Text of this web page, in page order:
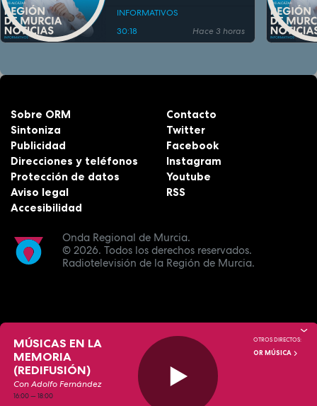
INFORMATIVOS
30:18
Hace 3 horas
Onda Regional de Murcia.
© 2026. Todos los derechos reservados.
Radiotelevisión de la Región de Murcia.
Sobre ORM
Sintoniza
Publicidad
Direcciones y teléfonos
Protección de datos
Aviso legal
Accesibilidad
Contacto
Twitter
Facebook
Instagram
Youtube
RSS
MÚSICAS EN LA
MEMORIA
(REDIFUSIÓN)
Con Adolfo Fernández
16:00—18:00
OTROS DIRECTOS:
OR MÚSICA